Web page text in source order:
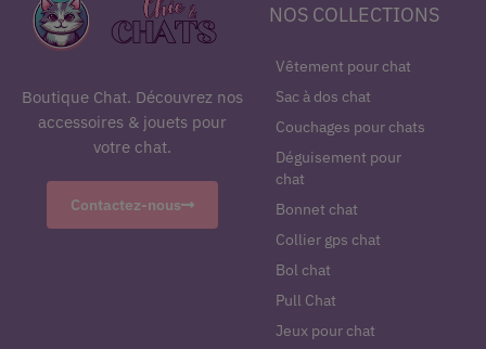
Boutique Chat. Découvrez nos
accessoires & jouets pour
votre chat.
Contactez-nous
NOS COLLECTIONS
Vêtement pour chat
Sac à dos chat
Couchages pour chats
Déguisement pour
chat
Bonnet chat
Collier gps chat
Bol chat
Pull Chat
Jeux pour chat